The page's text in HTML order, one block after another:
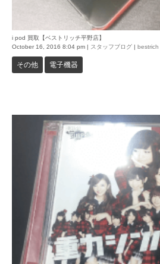
i pod 買取【ベストリッチ平野店】
October 16, 2016 8:04 pm
スタッフブログ bestrich
その他 電子機器